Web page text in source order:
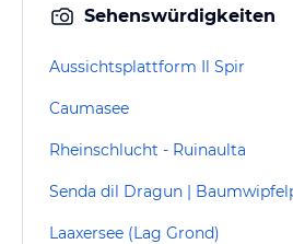
Sehenswürdigkeiten
Aussichtsplattform Il Spir
Caumasee
Rheinschlucht - Ruinaulta
Senda dil Dragun |
Laaxersee (Lag Grond)